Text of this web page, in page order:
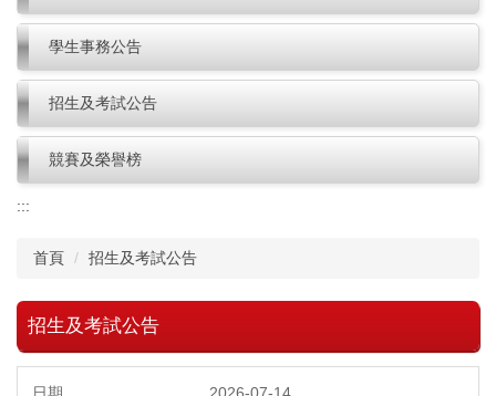
學生事務公告
招生及考試公告
競賽及榮譽榜
:::
首頁 招生及考試公告
招生及考試公告